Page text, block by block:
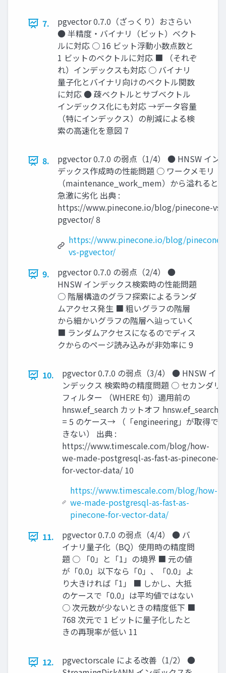
7.
pgvector 0.7.0（ざっくり）おさらい
● 半精度・バイナリ（ビット）ベクト
ルに対応 ○ 16 ビット浮動小数点数と
1 ビットのベクトルに対応 ■ （それぞ
れ）インデックスも対応 ○ バイナリ
量子化とバイナリ向けのベクトル関数
に対応 ● 疎ベクトルとサブベクトル
インデックス化にも対応 →データ容量
（特にインデックス）の削減による検
索の高速化を意図 7
8.
pgvector 0.7.0 の弱点（1/4） ● HNSW イン
デックス作成時の性能問題 ○ ワークメモリ
（maintenance_work_mem）から溢れると
急激に劣化 出典 :
https://www.pinecone.io/blog/pinecone-vs-
pgvector/ 8
https://www.pinecone.io/blog/pinecone-
vs-pgvector/
9.
pgvector 0.7.0 の弱点（2/4） ●
HNSW インデックス検索時の性能問題
○ 階層構造のグラフ探索によるランダ
ムアクセス発生 ■ 粗いグラフの階層
から細かいグラフの階層へ辿っていく
■ ランダムアクセスになるのでディス
クからのページ読み込みが非効率に 9
10.
pgvector 0.7.0 の弱点（3/4） ● HNSW イ
ンデックス 検索時の精度問題 ○ セカンダリ
フィルター （WHERE 句）適用前の
hnsw.ef_search カットオフ hnsw.ef_search
= 5 のケース→ （「engineering」が取得で
きない） 出典 :
https://www.timescale.com/blog/how-
we-made-postgresql-as-fast-as-pinecone-
for-vector-data/ 10
https://www.timescale.com/blog/how-
we-made-postgresql-as-fast-as-
pinecone-for-vector-data/
11.
pgvector 0.7.0 の弱点（4/4） ● バ
イナリ量子化（BQ）使用時の精度問
題 ○ 「0」と「1」の境界 ■ 元の値
が「0.0」以下なら「0」、「0.0」よ
り大きければ「1」 ■ しかし、大抵
のケースで「0.0」は平均値ではない
○ 次元数が少ないときの精度低下 ■
768 次元で 1 ビットに量子化したと
きの再現率が低い 11
12.
pgvectorscale による改善（1/2） ●